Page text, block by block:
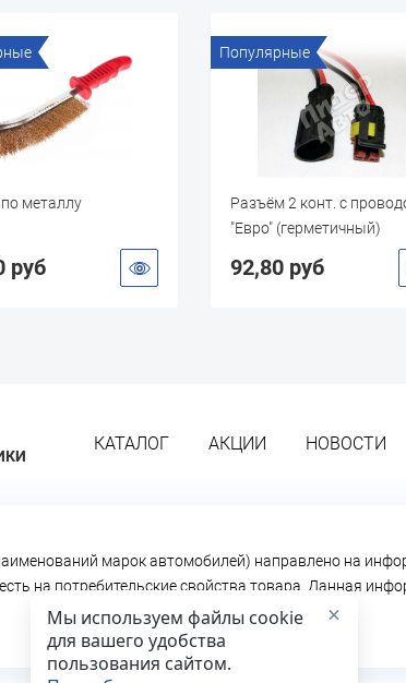
металлу
руб
Популярные
Разъём 2 конт. с
"Евро" (герметичный)
92,80 руб
КАТАЛОГ АКЦИИ НОВОСТИ
марок автомобилей) направлено на
на потребительские свойства товара. Данная
Мы используем файлы cookie
для вашего удобства
пользования сайтом.
×